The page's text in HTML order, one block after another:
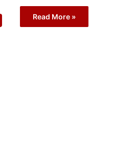
Read More »